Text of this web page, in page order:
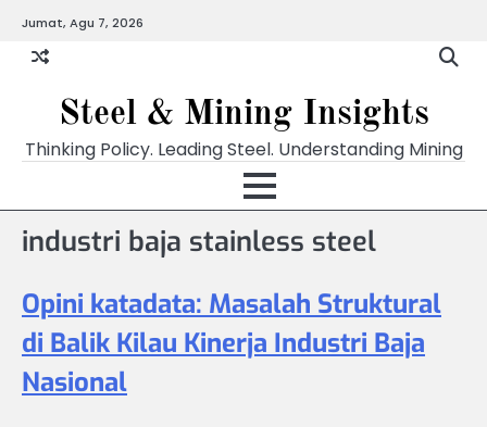
content
Jumat, Agu 7, 2026
Steel & Mining Insights
Thinking Policy. Leading Steel. Understanding Mining
industri baja stainless steel
Opini katadata: Masalah Struktural
di Balik Kilau Kinerja Industri Baja
Nasional